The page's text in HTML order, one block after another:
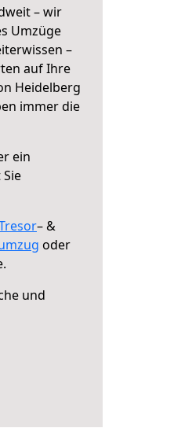
– wir
Umzüge
–
auf Ihre
Heidelberg
immer die
ein
– &
oder
und